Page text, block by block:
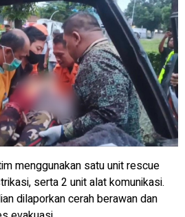
menggunakan satu unit rescue
serta 2 unit alat komunikasi.
dilaporkan cerah berawan dan